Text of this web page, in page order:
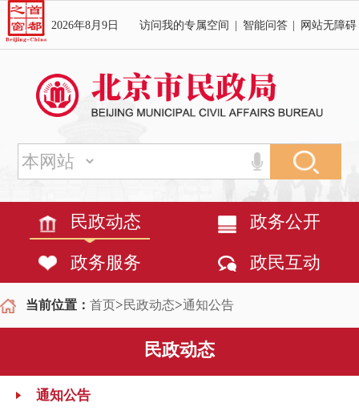
2026年8月9日 访问我的专属空间 智能问答 网站无障碍
民政动态 政务公开
政务服务 政民互动
当前位置： 首页>民政动态>通知公告
民政动态
通知公告